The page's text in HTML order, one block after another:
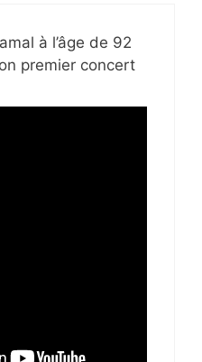
à l’âge de 92
premier concert